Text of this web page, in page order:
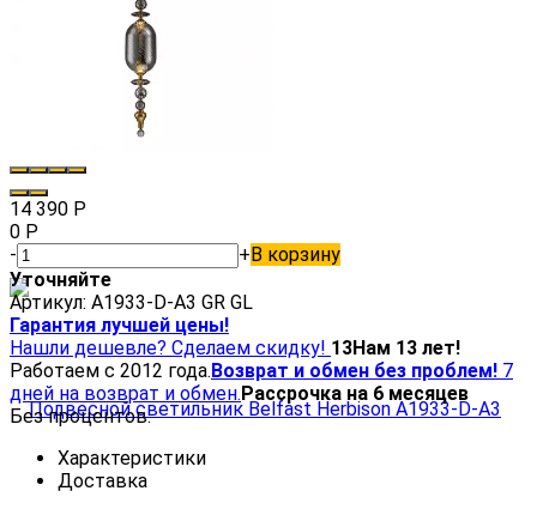
14 390 Р
0 Р
-
+В корзину
Уточняйте
Артикул: A1933-D-A3 GR GL
Гарантия лучшей цены!
Нашли дешевле? Сделаем скидку! 13Нам 13 лет!
Работаем с 2012 года.Возврат и обмен без проблем! 7
дней на возврат и обмен.Рассрочка на 6 месяцев
Без процентов.
Характеристики
Доставка